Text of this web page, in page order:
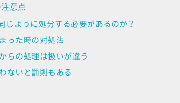
意点
じように処分する必要があるのか？
った時の対処法
らの処理は扱いが違う
ないと罰則もある